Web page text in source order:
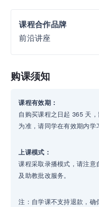
课程合作品牌
前沿讲座
购课须知
课程有效期：
自购买课程之日起 365 天
为准，请同学在有效期内学
上课模式：
课程采取录播模式，请注
及助教批改服务。
注：自学课不支持退款，